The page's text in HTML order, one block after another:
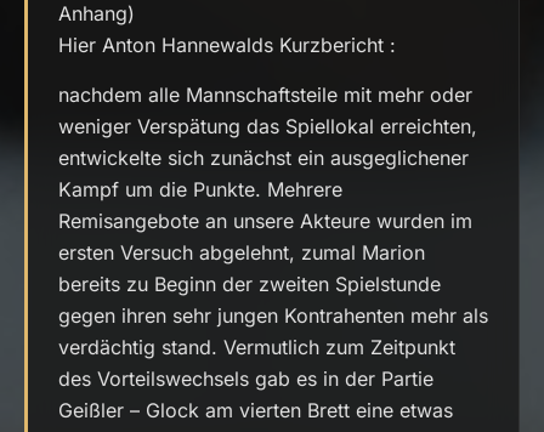
Anhang)
Hier Anton Hannewalds Kurzbericht :
nachdem alle Mannschaftsteile mit mehr oder
weniger Verspätung das Spiellokal erreichten,
entwickelte sich zunächst ein ausgeglichener
Kampf um die Punkte. Mehrere
Remisangebote an unsere Akteure wurden im
ersten Versuch abgelehnt, zumal Marion
bereits zu Beginn der zweiten Spielstunde
gegen ihren sehr jungen Kontrahenten mehr als
verdächtig stand. Vermutlich zum Zeitpunkt
des Vorteilswechsels gab es in der Partie
Geißler – Glock am vierten Brett eine etwas